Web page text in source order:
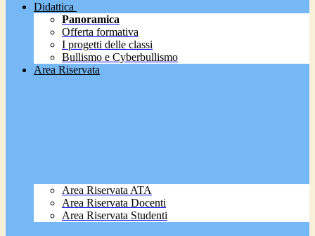
Didattica
Panoramica
Offerta formativa
I progetti delle classi
Bullismo e Cyberbullismo
Area Riservata
Area Riservata ATA
Area Riservata Docenti
Area Riservata Studenti